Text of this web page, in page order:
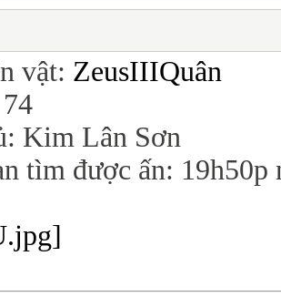
vật: ZeusIIIQuân
Kim Lân Sơn
tìm được ấn: 19h50p